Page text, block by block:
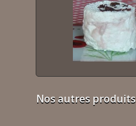
Nos autres produits